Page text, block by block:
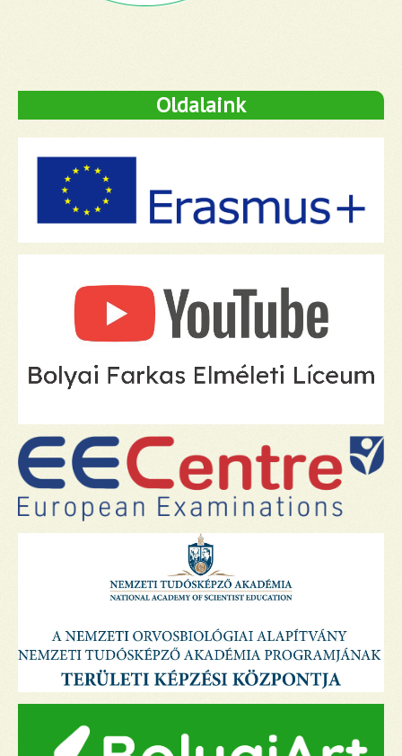
Oldalaink